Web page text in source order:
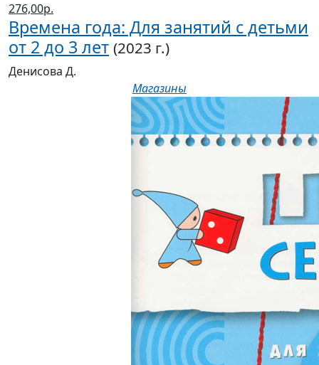
276,00р.
Времена года: Для занятий с детьми
от 2 до 3 лет (2023 г.)
Денисова Д.
Магазины